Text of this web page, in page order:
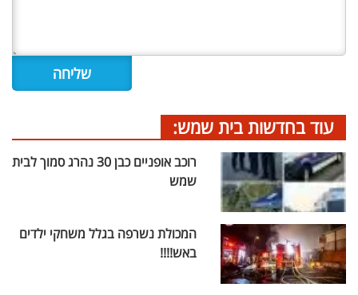
עוד בחדשות בית שמש:
רוכב אופניים כבן 30 נהרג סמוך לבית
שמש
המכולת נשרפה בגלל משחקי ילדים
באש!!!!